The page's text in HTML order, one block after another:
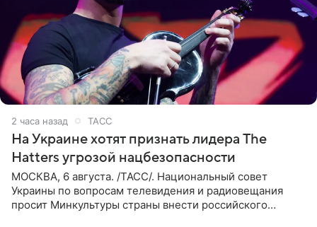
2 часа назад ТАСС
На Украине хотят признать лидера The
Hatters угрозой нацбезопасности
МОСКВА, 6 августа. /ТАСС/. Национальный совет
Украины по вопросам телевидения и радиовещания
просит Минкультуры страны внести российского